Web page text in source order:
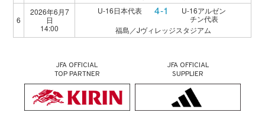
6
2026年6月7
日
14:00
U-16日本代表 4-1
U-16アルゼン
チン代表
福島／Jヴィレッジスタジアム
JFA OFFICIAL
TOP PARTNER
JFA OFFICIAL
SUPPLIER